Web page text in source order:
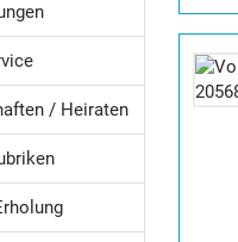
/ Heiraten
Anzeige